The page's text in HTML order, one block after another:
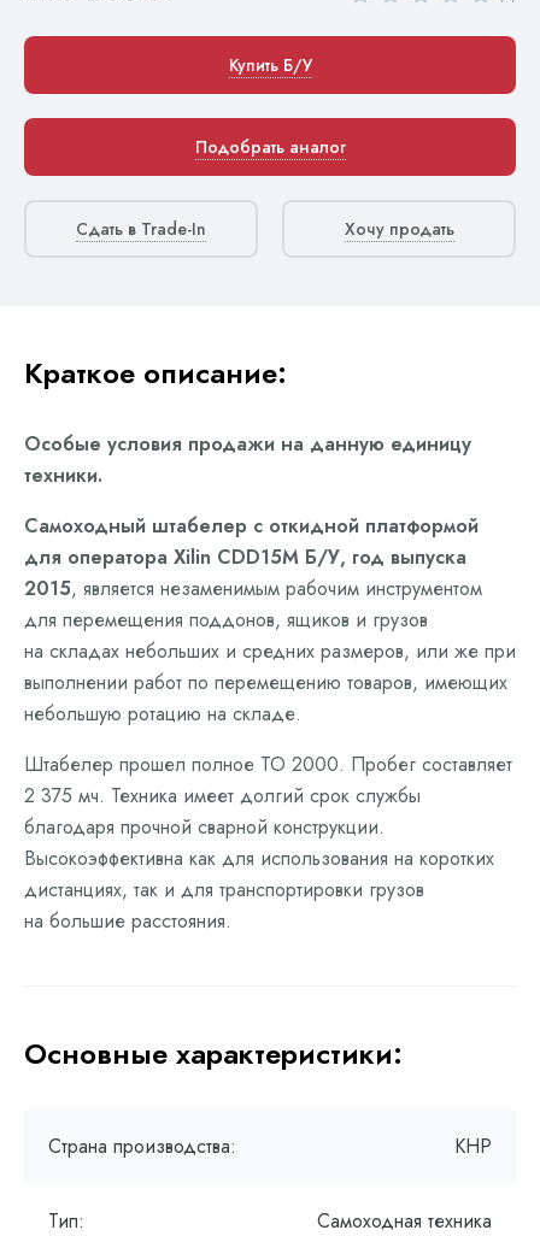
Купить Б/У
Подобрать аналог
Сдать в Trade-In Хочу продать
Краткое описание:
Особые условия продажи на данную единицу
техники.
Cамоходный штабелер с откидной платформой
для оператора Xilin CDD15M Б/У, год выпуска
2015, является незаменимым рабочим инструментом
для перемещения поддонов, ящиков и грузов
на складах небольших и средних размеров, или же при
выполнении работ по перемещению товаров, имеющих
небольшую ротацию на складе.
Штабелер прошел полное ТО 2000. Пробег составляет
2 375 мч. Техника имеет долгий срок службы
благодаря прочной сварной конструкции.
Высокоэффективна как для использования на коротких
дистанциях, так и для транспортировки грузов
на большие расстояния.
Основные характеристики:
Страна производства: КНР
Тип: Самоходная техника